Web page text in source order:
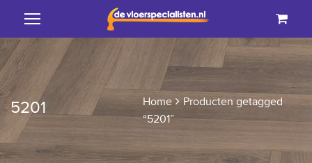
5201 Home
Producten getagged
“5201”